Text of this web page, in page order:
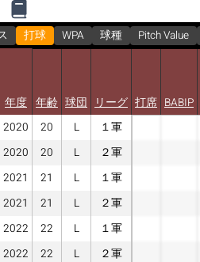
打球 WPA 球種 Pitch Value
年度 年齢 球団 リーグ 打席 BABIP
2020
20 L
１軍
2020
20 L
２軍
2021
21 L
１軍
2021
21 L
２軍
2022
22 L
１軍
2022
22 L ２軍